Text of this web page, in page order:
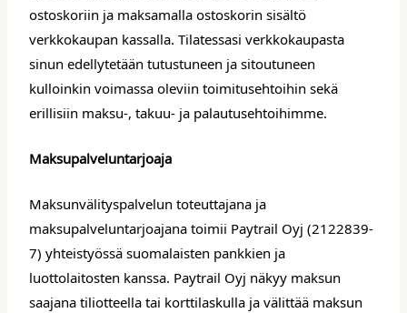
ostoskoriin ja maksamalla ostoskorin sisältö
verkkokaupan kassalla. Tilatessasi verkkokaupasta
sinun edellytetään tutustuneen ja sitoutuneen
kulloinkin voimassa oleviin toimitusehtoihin sekä
erillisiin maksu-, takuu- ja palautusehtoihimme.
Maksupalveluntarjoaja
Maksunvälityspalvelun toteuttajana ja
maksupalveluntarjoajana toimii Paytrail Oyj (2122839-
7) yhteistyössä suomalaisten pankkien ja
luottolaitosten kanssa. Paytrail Oyj näkyy maksun
saajana tiliotteella tai korttilaskulla ja välittää maksun